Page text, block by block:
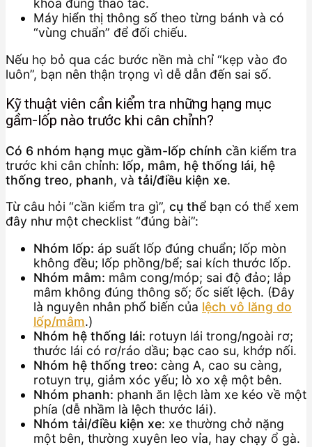
khóa đúng thao tác.
Máy hiển thị thông số theo từng bánh và có
“vùng chuẩn” để đối chiếu.
Nếu họ bỏ qua các bước nền mà chỉ “kẹp vào đo
luôn”, bạn nên thận trọng vì dễ dẫn đến sai số.
Kỹ thuật viên cần kiểm tra những hạng mục
gầm-lốp nào trước khi cân chỉnh?
Có 6 nhóm hạng mục gầm-lốp chính cần kiểm tra
trước khi cân chỉnh: lốp, mâm, hệ thống lái, hệ
thống treo, phanh, và tải/điều kiện xe.
Từ câu hỏi “cần kiểm tra gì”, cụ thể bạn có thể xem
đây như một checklist “đúng bài”:
Nhóm lốp: áp suất lốp đúng chuẩn; lốp mòn
không đều; lốp phồng/bể; sai kích thước lốp.
Nhóm mâm: mâm cong/móp; sai độ đảo; lắp
mâm không đúng thông số; ốc siết lệch. (Đây
là nguyên nhân phổ biến của lệch vô lăng do
lốp/mâm.)
Nhóm hệ thống lái: rotuyn lái trong/ngoài rơ;
thước lái có rơ/ráo dầu; bạc cao su, khớp nối.
Nhóm hệ thống treo: càng A, cao su càng,
rotuyn trụ, giảm xóc yếu; lò xo xệ một bên.
Nhóm phanh: phanh ăn lệch làm xe kéo về một
phía (dễ nhầm là lệch thước lái).
Nhóm tải/điều kiện xe: xe thường chở nặng
một bên, thường xuyên leo vỉa, hay chạy ổ gà.